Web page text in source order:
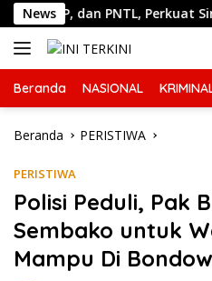
Langsung
ke
konten
News
dan PNTL, Perkuat Sinergi
Beranda NASIONAL
Beranda PERISTIWA
PERISTIWA
Polisi Peduli, Pak
Sembako untuk
Mampu Di